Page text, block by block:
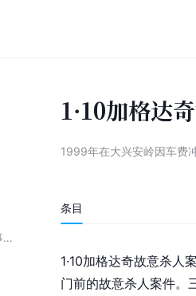
中国历史上的重大刑事案件
1·10加格达
1999年在大兴安岭因车费
条目
1·10加格达奇故意杀人
门前的故意杀人案件。